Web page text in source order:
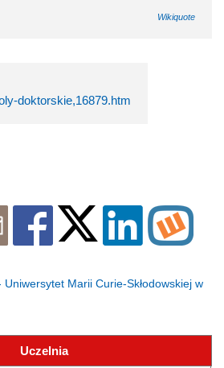
Wikiquote
doktorskie,16879.htm
Marii Curie-Skłodowskiej w
Uczelnia